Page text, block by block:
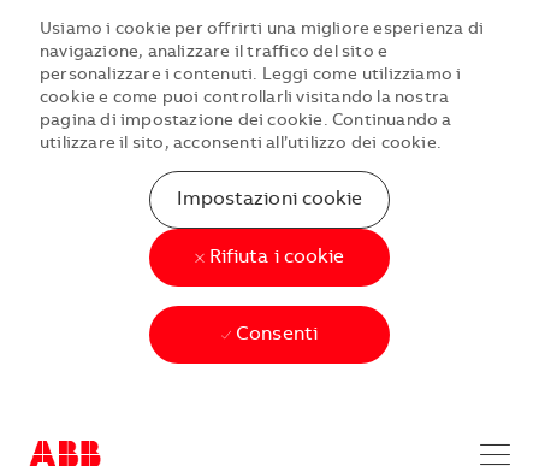
Usiamo i cookie per offrirti una migliore esperienza di
navigazione, analizzare il traffico del sito e
personalizzare i contenuti. Leggi come utilizziamo i
cookie e come puoi controllarli visitando la nostra
pagina di impostazione dei cookie. Continuando a
utilizzare il sito, acconsenti all’utilizzo dei cookie.
Impostazioni cookie
Rifiuta i cookie
Consenti